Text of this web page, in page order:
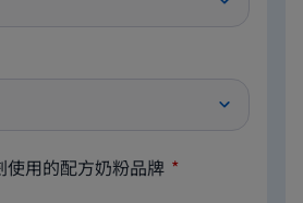
使用的配方奶粉品牌